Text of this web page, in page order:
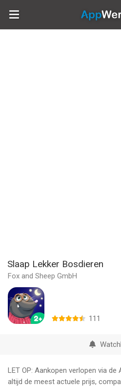
Slaap Lekker Bosdieren
Fox and Sheep GmbH
111
LET OP: Aankopen verlopen via
altijd de meest actuele prijs,